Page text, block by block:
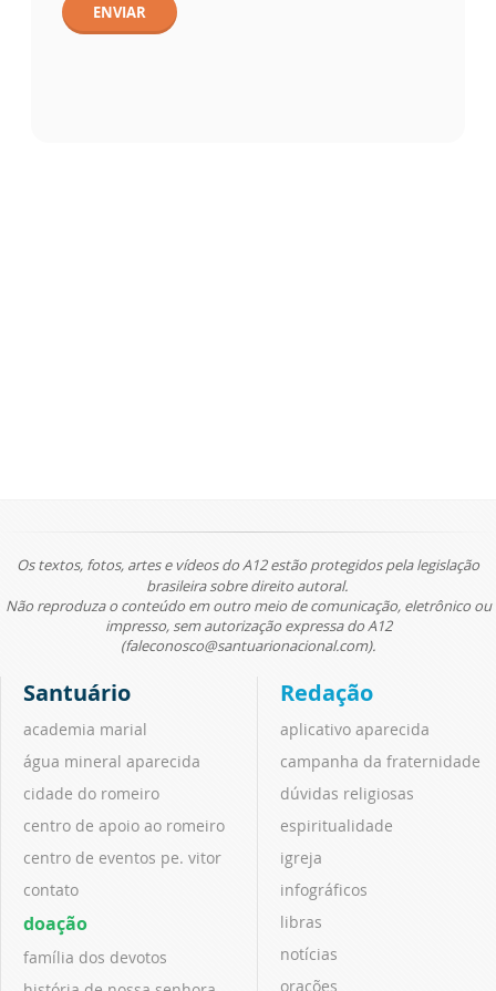
ENVIAR
Os textos, fotos, artes e vídeos do A12 estão protegidos pela legislação
brasileira sobre direito autoral.
Não reproduza o conteúdo em outro meio de comunicação, eletrônico ou
impresso, sem autorização expressa do A12
(faleconosco@santuarionacional.com).
Santuário
academia marial
água mineral aparecida
cidade do romeiro
centro de apoio ao romeiro
centro de eventos pe. vitor
contato
doação
família dos devotos
Redação
aplicativo aparecida
campanha da fraternidade
dúvidas religiosas
espiritualidade
igreja
infográficos
libras
notícias
orações